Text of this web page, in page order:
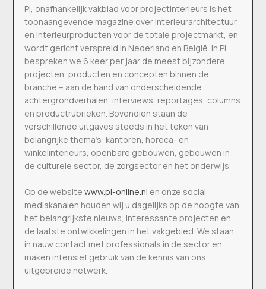
Pi, onafhankelijk vakblad voor projectinterieurs is het
toonaangevende magazine over interieurarchitectuur
en interieurproducten voor de totale projectmarkt, en
wordt gericht verspreid in Nederland en België. In Pi
bespreken we 6 keer per jaar de meest bijzondere
projecten, producten en concepten binnen de
branche – aan de hand van onderscheidende
achtergrondverhalen, interviews, reportages, columns
en productrubrieken. Bovendien staan de
verschillende uitgaves steeds in het teken van
belangrijke thema’s: kantoren, horeca- en
winkelinterieurs, openbare gebouwen, gebouwen in
de culturele sector, de zorgsector en het onderwijs.
Op de websitewww.pi-online.nl en onze social
mediakanalen houden wij u dagelijks op de hoogte van
het belangrijkste nieuws, interessante projecten en
de laatste ontwikkelingen in het vakgebied. We staan
in nauw contact met professionals in de sector en
maken intensief gebruik van de kennis van ons
uitgebreide netwerk.